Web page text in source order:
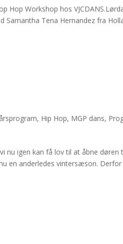
Hop Workshop hos
Samantha Tena Hernandez fra
, Hip Hop, MGP dans,
nu igen kan få lov til at åbne døren
en anderledes vintersæson. Derfor